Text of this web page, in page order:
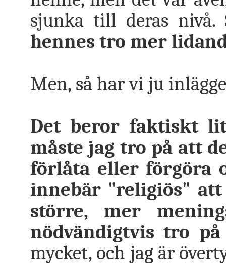
sjunka till deras nivå.
hennes tro mer
Men, så har vi ju
Det beror faktiskt
måste jag tro på att
förlåta eller förgöra
innebär "religiös"
större, mer
nödvändigtvis tro på
mycket, och jag är